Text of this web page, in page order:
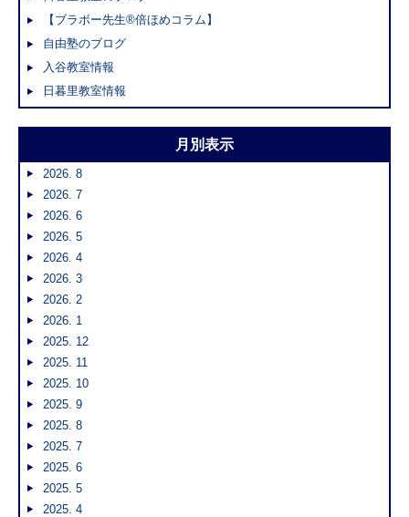
【ブラボー先生®倍ほめコラム】
自由塾のブログ
入谷教室情報
日暮里教室情報
月別表示
2026. 8
2026. 7
2026. 6
2026. 5
2026. 4
2026. 3
2026. 2
2026. 1
2025. 12
2025. 11
2025. 10
2025. 9
2025. 8
2025. 7
2025. 6
2025. 5
2025. 4